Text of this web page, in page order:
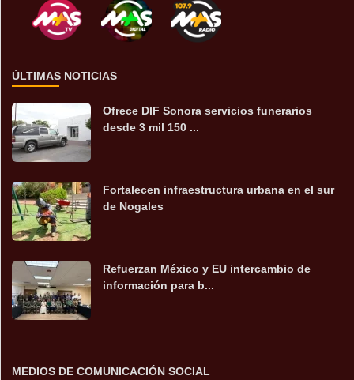
ÚLTIMAS NOTICIAS
Ofrece DIF Sonora servicios funerarios
desde 3 mil 150 ...
Fortalecen infraestructura urbana en el sur
de Nogales
Refuerzan México y EU intercambio de
información para b...
MEDIOS DE COMUNICACIÓN SOCIAL